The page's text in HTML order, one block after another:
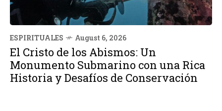
ESPIRITUALES August 6, 2026
El Cristo de los Abismos: Un
Monumento Submarino con una Rica
Historia y Desafíos de Conservación